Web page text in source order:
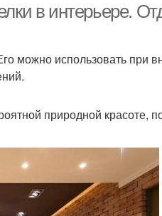
в интерьере.
можно использовать при
природной красоте,